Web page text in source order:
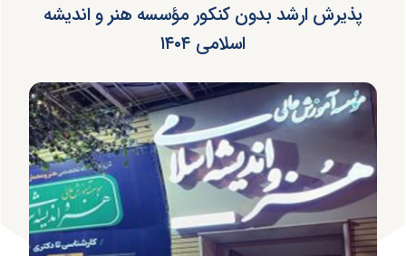
پذیرش ارشد بدون کنکور مؤسسه هنر و اندیشه
اسلامی ۱۴۰۴